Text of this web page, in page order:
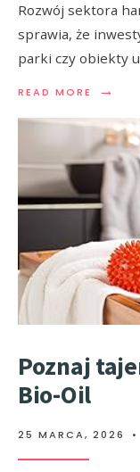
Rozwój sektora
sprawia, że
parki czy obiekty
READ MORE →
Poznaj
Bio-Oil
25 MARCA, 2026 •